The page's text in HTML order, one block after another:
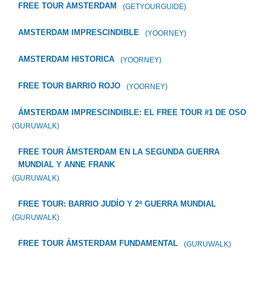
FREE TOUR AMSTERDAM (GETYOURGUIDE)
AMSTERDAM IMPRESCINDIBLE (YOORNEY)
AMSTERDAM HISTORICA (YOORNEY)
FREE TOUR BARRIO ROJO (YOORNEY)
ÁMSTERDAM IMPRESCINDIBLE: EL FREE TOUR #1 DE OSO
(GURUWALK)
FREE TOUR ÁMSTERDAM EN LA SEGUNDA GUERRA
MUNDIAL Y ANNE FRANK
(GURUWALK)
FREE TOUR: BARRIO JUDÍO Y 2ª GUERRA MUNDIAL
(GURUWALK)
FREE TOUR ÁMSTERDAM FUNDAMENTAL (GURUWALK)